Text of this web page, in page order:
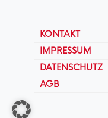
KONTAKT
IMPRESSUM
DATENSCHUTZ
AGB